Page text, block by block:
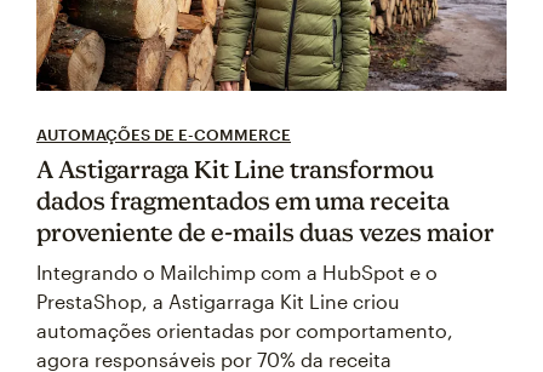
AUTOMAÇÕES DE E-COMMERCE
A Astigarraga Kit Line transformou
dados fragmentados em uma receita
proveniente de e-mails duas vezes maior
Integrando o Mailchimp com a HubSpot e o
PrestaShop, a Astigarraga Kit Line criou
automações orientadas por comportamento,
agora responsáveis por 70% da receita